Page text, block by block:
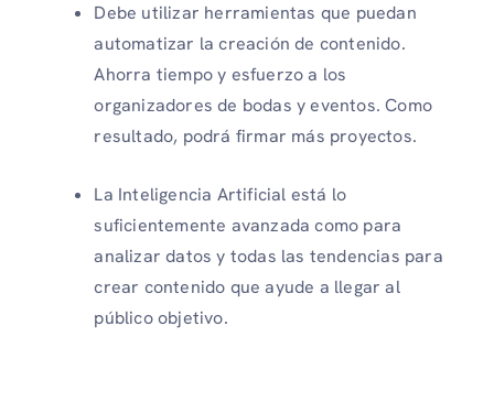
Debe utilizar herramientas que puedan
automatizar la creación de contenido.
Ahorra tiempo y esfuerzo a los
organizadores de bodas y eventos. Como
resultado, podrá firmar más proyectos.
La Inteligencia Artificial está lo
suficientemente avanzada como para
analizar datos y todas las tendencias para
crear contenido que ayude a llegar al
público objetivo.